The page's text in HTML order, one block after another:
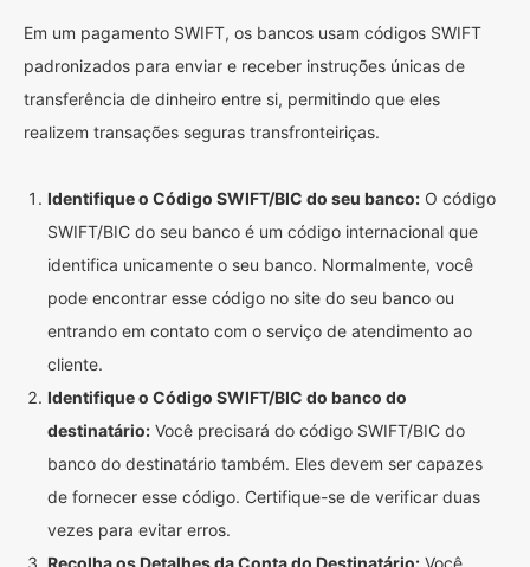
Em um pagamento SWIFT, os bancos usam códigos SWIFT
padronizados para enviar e receber instruções únicas de
transferência de dinheiro entre si, permitindo que eles
realizem transações seguras transfronteiriças.
Identifique o Código SWIFT/BIC do seu banco: O código
SWIFT/BIC do seu banco é um código internacional que
identifica unicamente o seu banco. Normalmente, você
pode encontrar esse código no site do seu banco ou
entrando em contato com o serviço de atendimento ao
cliente.
Identifique o Código SWIFT/BIC do banco do
destinatário: Você precisará do código SWIFT/BIC do
banco do destinatário também. Eles devem ser capazes
de fornecer esse código. Certifique-se de verificar duas
vezes para evitar erros.
Recolha os Detalhes da Conta do Destinatário: Você